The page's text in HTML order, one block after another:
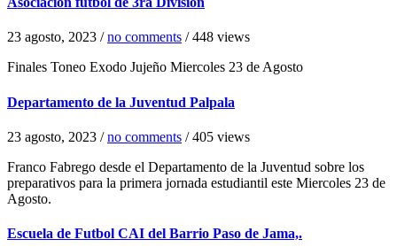
23 agosto, 2023 / no comments /448 views
Finales Toneo Exodo Jujeño Miercoles 23 de Agosto
Departamento de la Juventud Palpala
23 agosto, 2023 / no comments /405 views
Franco Fabrego desde el Departamento de la Juventud sobre los
preparativos para la primera jornada estudiantil este Miercoles 23 de
Agosto.
Escuela de Futbol CAI del Barrio Paso de Jama,.